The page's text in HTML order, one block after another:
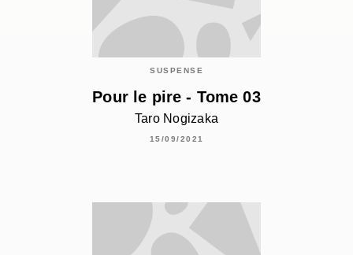
SUSPENSE
Pour le pire - Tome 03
Taro Nogizaka
15/09/2021